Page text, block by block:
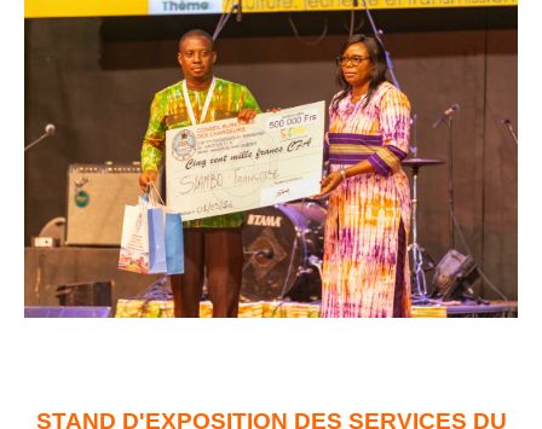
STAND D'EXPOSITION DES SERVICES DU